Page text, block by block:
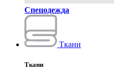
Спецодежда
Ткани
Ткани